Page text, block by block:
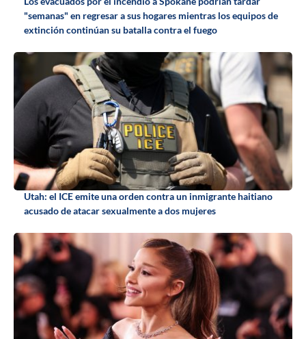
"semanas" en regresar a sus hogares mientras los equipos de
extinción continúan su batalla contra el fuego
Utah: el ICE emite una orden contra un inmigrante haitiano
acusado de atacar sexualmente a dos mujeres